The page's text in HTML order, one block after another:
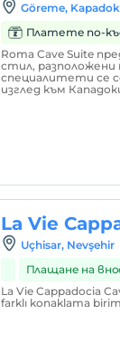
Göreme,
Платете по-
Roma Cave Suite
стил, разположени
специалитети се
изглед към
La Vie
Uçhisar, Nevşehir
Плащане на
La Vie Cappadocia
farklı konaklama